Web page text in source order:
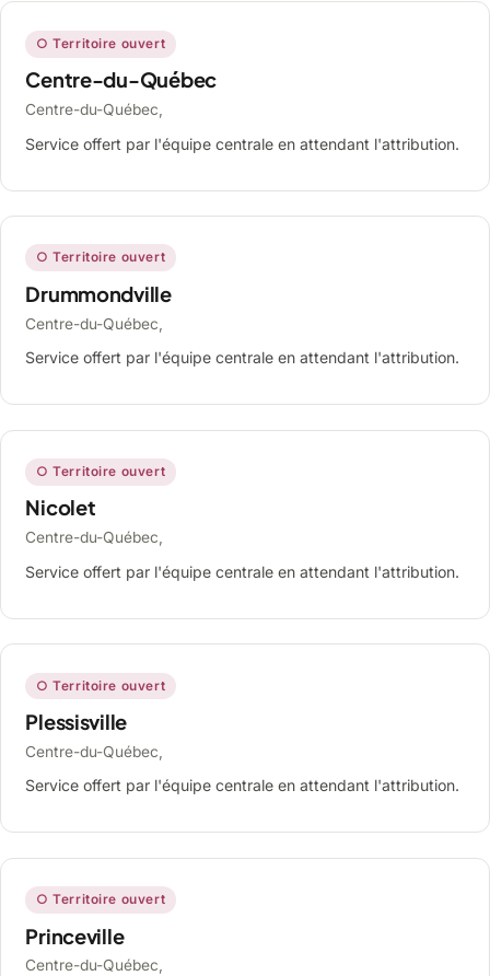
○ Territoire ouvert
Centre-du-Québec
Centre-du-Québec,
Service offert par l'équipe centrale en attendant l'attribution.
○ Territoire ouvert
Drummondville
Centre-du-Québec,
Service offert par l'équipe centrale en attendant l'attribution.
○ Territoire ouvert
Nicolet
Centre-du-Québec,
Service offert par l'équipe centrale en attendant l'attribution.
○ Territoire ouvert
Plessisville
Centre-du-Québec,
Service offert par l'équipe centrale en attendant l'attribution.
○ Territoire ouvert
Princeville
Centre-du-Québec,